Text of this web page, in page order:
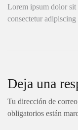
Lorem ipsum dolor sit
consectetur adipiscing
Deja una
Tu dirección de
obligatorios están